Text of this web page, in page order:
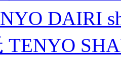
DAIRI
TENYO